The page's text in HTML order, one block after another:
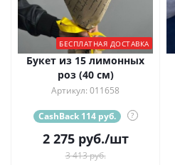
БЕСПЛАТНАЯ ДОСТАВКА
Букет из 15 лимонных
роз (40 см)
Артикул: 011658
CashBack 114 руб. ?
2 275руб./шт
3 413 руб.